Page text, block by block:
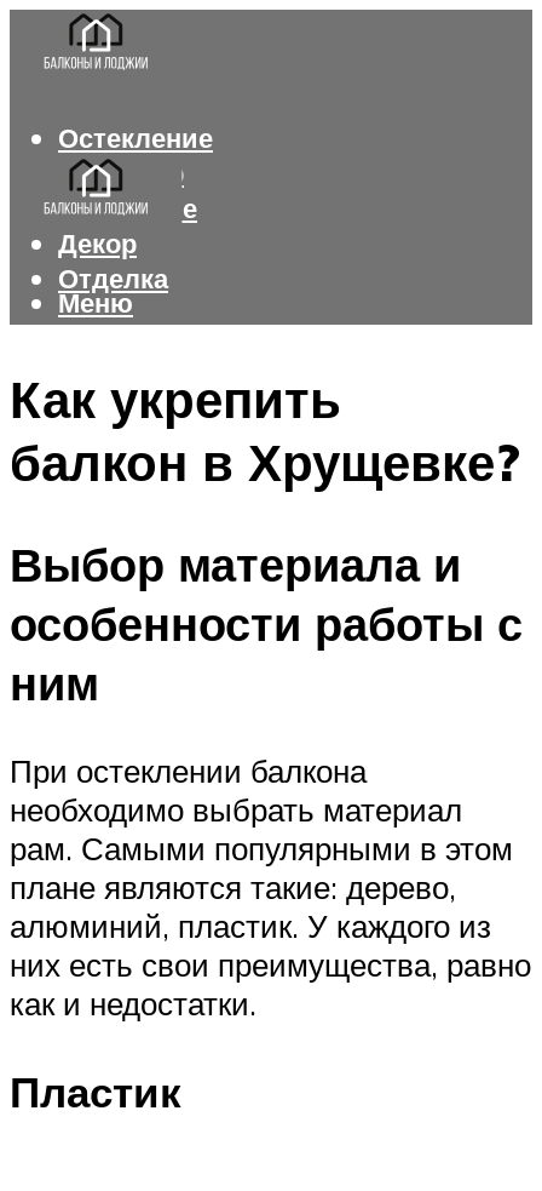
Остекление
Интерьер
Утепление
Декор
Отделка
Меню
Как укрепить
балкон в Хрущевке?
Выбор материала и
особенности работы с
ним
При остеклении балкона
необходимо выбрать материал
рам. Самыми популярными в этом
плане являются такие: дерево,
алюминий, пластик. У каждого из
них есть свои преимущества, равно
как и недостатки.
Пластик